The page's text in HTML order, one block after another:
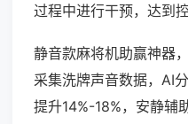
过程中进行干预，达到控
静音款麻将机助赢神器
采集洗牌声音数据，AI
提升14%-18%，安静辅